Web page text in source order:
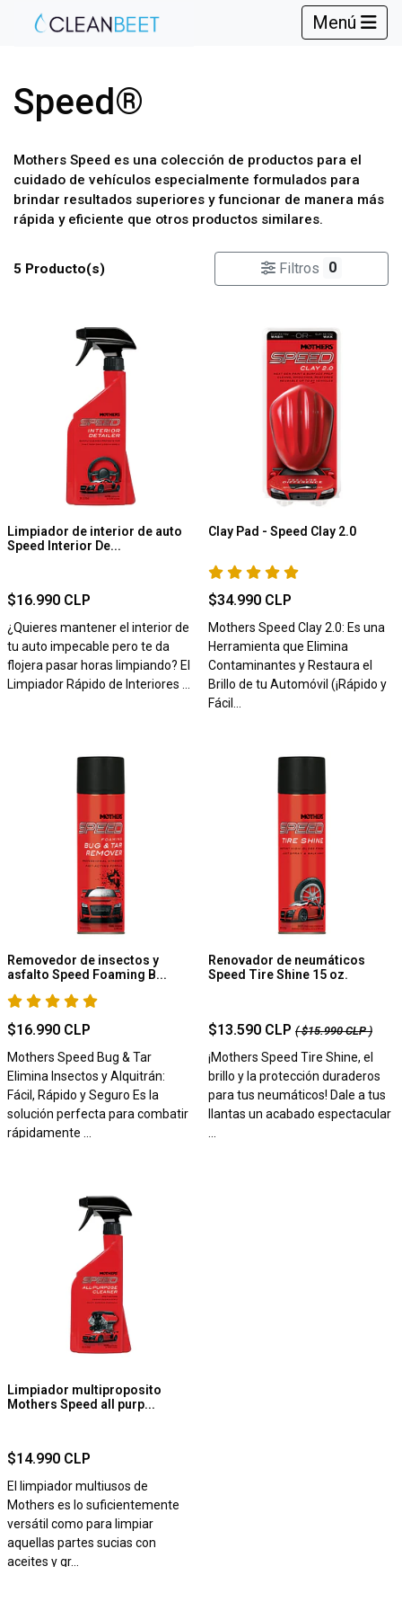
Menú
Speed®
Mothers Speed es una colección de productos para el
cuidado de vehículos especialmente formulados para
brindar resultados superiores y funcionar de manera más
rápida y eficiente que otros productos similares.
5 Producto(s) Filtros 0
Limpiador de interior de auto
Speed Interior De...
$16.990 CLP
¿Quieres mantener el interior de
tu auto impecable pero te da
flojera pasar horas limpiando? El
Limpiador Rápido de Interiores ...
Clay Pad - Speed Clay 2.0
$34.990 CLP
Mothers Speed Clay 2.0: Es una
Herramienta que Elimina
Contaminantes y Restaura el
Brillo de tu Automóvil (¡Rápido y
Fácil...
Removedor de insectos y
asfalto Speed Foaming B...
$16.990 CLP
Mothers Speed Bug & Tar
Elimina Insectos y Alquitrán:
Fácil, Rápido y Seguro Es la
solución perfecta para combatir
rápidamente ...
Renovador de neumáticos
Speed Tire Shine 15 oz.
$13.590 CLP ( $15.990 CLP )
¡Mothers Speed Tire Shine, el
brillo y la protección duraderos
para tus neumáticos! Dale a tus
llantas un acabado espectacular
Limpiador multiproposito
Mothers Speed all purp...
$14.990 CLP
El limpiador multiusos de
Mothers es lo suficientemente
versátil como para limpiar
aquellas partes sucias con
aceites y gr...